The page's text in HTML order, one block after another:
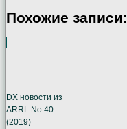
Похожие записи:
DX новости из
ARRL No 40
(2019)